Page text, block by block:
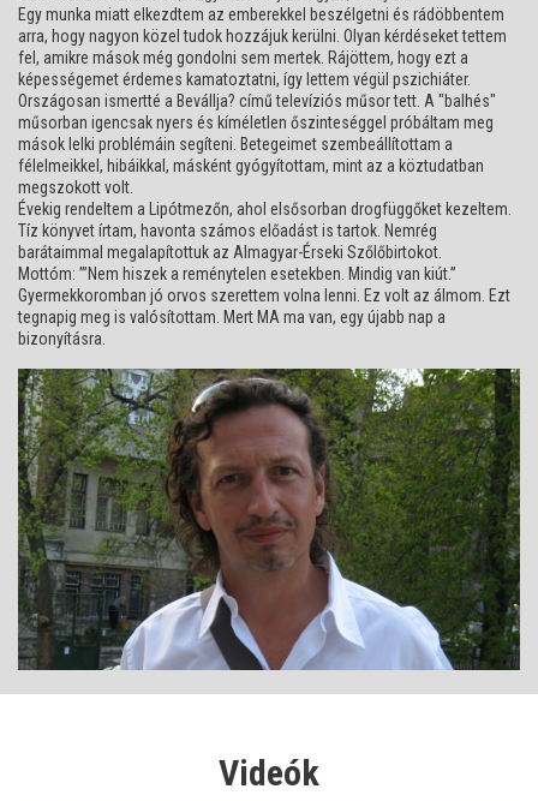
Egy munka miatt elkezdtem az emberekkel beszélgetni és rádöbbentem
arra, hogy nagyon közel tudok hozzájuk kerülni. Olyan kérdéseket tettem
fel, amikre mások még gondolni sem mertek. Rájöttem, hogy ezt a
képességemet érdemes kamatoztatni, így lettem végül pszichiáter.
Országosan ismertté a Bevállja? című televíziós műsor tett. A "balhés"
műsorban igencsak nyers és kíméletlen őszinteséggel próbáltam meg
mások lelki problémáin segíteni. Betegeimet szembeállítottam a
félelmeikkel, hibáikkal, másként gyógyítottam, mint az a köztudatban
megszokott volt.
Évekig rendeltem a Lipótmezőn, ahol elsősorban drogfüggőket kezeltem.
Tíz könyvet írtam, havonta számos előadást is tartok. Nemrég
barátaimmal megalapítottuk az Almagyar-Érseki Szőlőbirtokot.
Mottóm: ’”Nem hiszek a reménytelen esetekben. Mindig van kiút.”
Gyermekkoromban jó orvos szerettem volna lenni. Ez volt az álmom. Ezt
tegnapig meg is valósítottam. Mert MA ma van, egy újabb nap a
bizonyításra.
Videók